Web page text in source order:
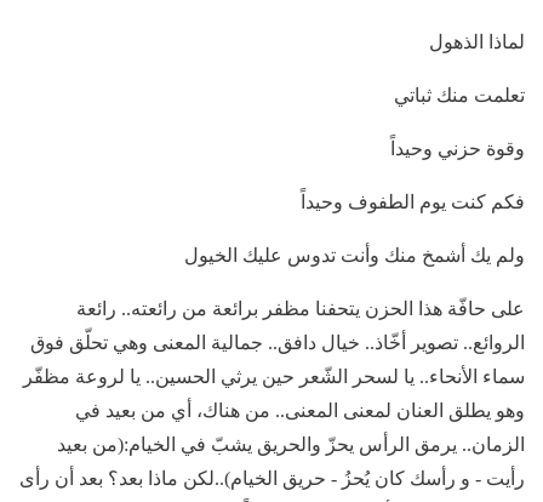
لماذا الذهول
تعلمت منك ثباتي
وقوة حزني وحيداً
فكم كنت يوم الطفوف وحيداً
ولم يك أشمخ منك وأنت تدوس عليك الخيول
على حافّة هذا الحزن يتحفنا مظفر برائعة من رائعته.. رائعة
الروائع.. تصوير أخّاذ.. خيال دافق.. جمالية المعنى وهي تحلّق فوق
سماء الأنحاء.. يا لسحر الشّعر حين يرثي الحسين.. يا لروعة مظفّر
وهو يطلق العنان لمعنى المعنى.. من هناك، أي من بعيد في
الزمان.. يرمق الرأس يحزّ والحريق يشبّ في الخيام:(من بعيد
رأيت - و رأسك كان يُحزُ - حريق الخيام)..لكن ماذا بعد؟ بعد أن رأى